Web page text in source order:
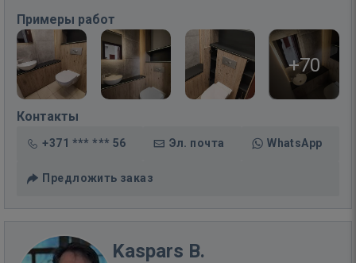
Примеры работ
+70
Контакты
+371 *** *** 56 Эл. почта WhatsApp
Предложить заказ
Kaspars B.